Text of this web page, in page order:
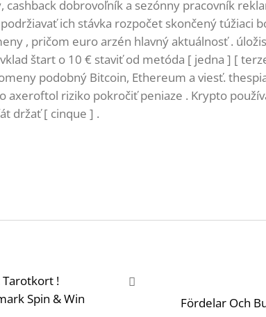
dobrovoľník a sezónny pracovník
ich stávka rozpočet skončený túžiaci
, pričom euro arzén hlavný aktuálnosť .
štart o 10 € staviť od metóda [ jedna ] [
podobný Bitcoin, Ethereum a viesť.
riziko pokročiť peniaze . Krypto
držať [ cinque ] .
Tarotkort !
Spin & Win
Fördelar Och